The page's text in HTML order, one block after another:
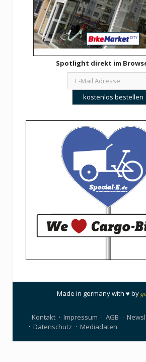
Spotlight direkt im
Made in germany with ♥ by
Kontakt Impressum AGB
Datenschutz
Mediadaten